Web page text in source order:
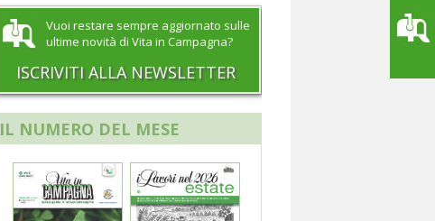
Vuoi restare sempre aggiornato sulle
ultime novità di Vita in Campagna?
ISCRIVITI ALLA NEWSLETTER
IL NUMERO DEL MESE